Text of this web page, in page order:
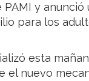
y anunció
para los
esta
el nuevo